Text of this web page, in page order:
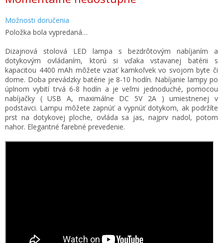
Možnosti doručenia
Položka bola vypredaná…
Dizajnová stolová LED lampa s bezdrôtovým nabíjaním a
dotykovým ovládaním, ktorú si vďaka vstavanej batérii s
kapacitou 4400 mAh môžete vziať kamkoľvek vo svojom byte či
dome. Doba prevádzky batérie je 8-10 hodín. Nabíjanie lampy po
úplnom vybití trvá 6-8 hodín a je veľmi jednoduché, pomocou
nabíjačky ( USB A, maximálne DC 5V 2A ) umiestnenej v
podstavci. Lampu môžete zapnúť a vypnúť dotykom, ak podržíte
prst na dotykovej ploche, ovláda sa jas, najprv nadol, potom
nahor. Elegantné farebné prevedenie.